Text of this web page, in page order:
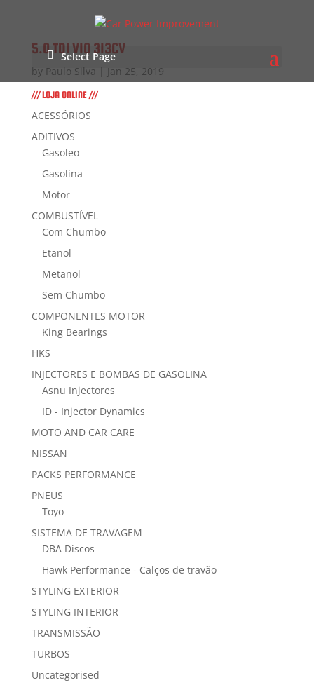
Select Page
5.0 TDI V10 313CV
by Paulo Silva Jan 25, 2019
/// LOJA ONLINE ///
ACESSÓRIOS
ADITIVOS
Gasoleo
Gasolina
Motor
COMBUSTÍVEL
Com Chumbo
Etanol
Metanol
Sem Chumbo
COMPONENTES MOTOR
King Bearings
HKS
INJECTORES E BOMBAS DE GASOLINA
Asnu Injectores
ID - Injector Dynamics
MOTO AND CAR CARE
NISSAN
PACKS PERFORMANCE
PNEUS
Toyo
SISTEMA DE TRAVAGEM
DBA Discos
Hawk Performance - Calços de travão
STYLING EXTERIOR
STYLING INTERIOR
TRANSMISSÃO
TURBOS
Uncategorised